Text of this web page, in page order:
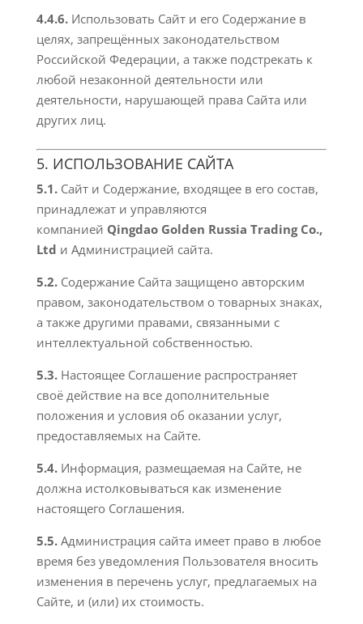
4.4.6. Использовать Сайт и его Содержание в
целях, запрещённых законодательством
Российской Федерации, а также подстрекать к
любой незаконной деятельности или
деятельности, нарушающей права Сайта или
других лиц.
5. ИСПОЛЬЗОВАНИЕ САЙТА
5.1. Сайт и Содержание, входящее в его состав,
принадлежат и управляются
компанией Qingdao Golden Russia Trading Co.,
Ltd и Администрацией сайта.
5.2. Содержание Сайта защищено авторским
правом, законодательством о товарных знаках,
а также другими правами, связанными с
интеллектуальной собственностью.
5.3. Настоящее Соглашение распространяет
своё действие на все дополнительные
положения и условия об оказании услуг,
предоставляемых на Сайте.
5.4. Информация, размещаемая на Сайте, не
должна истолковываться как изменение
настоящего Соглашения.
5.5. Администрация сайта имеет право в любое
время без уведомления Пользователя вносить
изменения в перечень услуг, предлагаемых на
Сайте, и (или) их стоимость.